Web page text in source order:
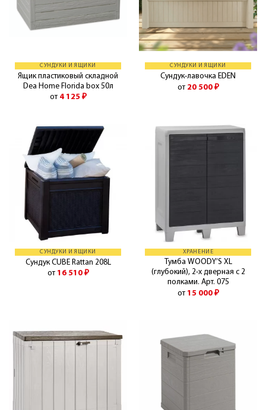
СУНДУКИ И ЯЩИКИ
Ящик пластиковый складной
Dea Home Florida box 50л
от 4 125 ₽
СУНДУКИ И ЯЩИКИ
Сундук-лавочка EDEN
от 20 500 ₽
СУНДУКИ И ЯЩИКИ
Сундук CUBE Rattan 208L
от 16 510 ₽
ХРАНЕНИЕ
Тумба WOODY’S XL
(глубокий), 2-х дверная с 2
полками. Арт. 075
от 15 000 ₽